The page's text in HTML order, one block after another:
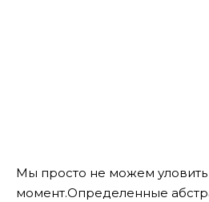
Мы просто не можем уловить
момент.Определенные